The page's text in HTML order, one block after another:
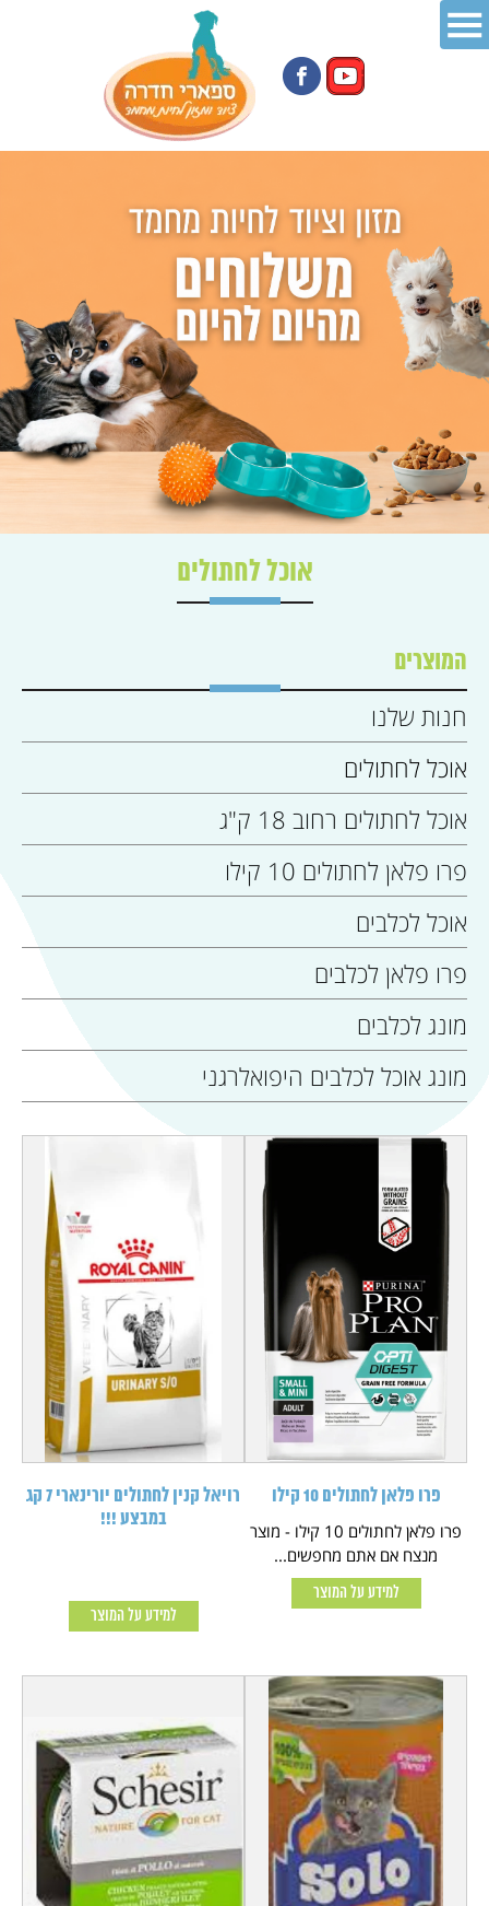
אוכל לחתולים
המוצרים
חנות שלנו
אוכל לחתולים
אוכל לחתולים רחוב 18 ק"ג
פרו פלאן לחתולים 10 קילו
אוכל לכלבים
פרו פלאן לכלבים
מונג לכלבים
מונג אוכל לכלבים היפואלרגני
פרו פלאן לחתולים 10 קילו
פרו פלאן לחתולים 10 קילו - מוצר
מנצח אם אתם מחפשים...
למידע על המוצר
רויאל קנין לחתולים יורינארי 7 קג
במבצע !!!
למידע על המוצר